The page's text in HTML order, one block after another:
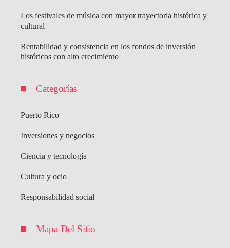
Los festivales de música con mayor trayectoria histórica y
cultural
Rentabilidad y consistencia en los fondos de inversión
históricos con alto crecimiento
Categorías
Puerto Rico
Inversiones y negocios
Ciencia y tecnología
Cultura y ocio
Responsabilidad social
Mapa Del Sitio